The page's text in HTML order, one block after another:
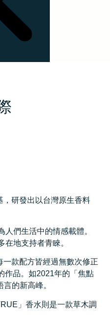
，研發出以台灣原生香料
們生活中的情感載體。
地支持者青睞。
款配方皆經過無數次修正
作品。如2021年的「焦點
的新高峰。
」香水則是一款草木調